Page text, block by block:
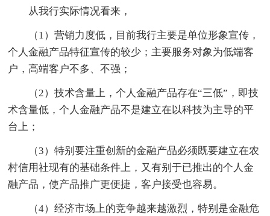
从我行实际情况看来，
（1）营销力度低，目前我行主要是单位形象宣传，
个人金融产品特征宣传的较少；主要服务对象为低端客
户，高端客户不多、不强；
（2）技术含量上，个人金融产品存在“三低”，即技
术含量低，个人金融产品不是建立在以科技为主导的平
台上；
（3）特别要注重创新的金融产品必须既要建立在农
村信用社现有的基础条件上，又有别于已推出的个人金
融产品，使产品推广更便捷，客户接受也容易。
（4）经济市场上的竞争越来越激烈，特别是金融危